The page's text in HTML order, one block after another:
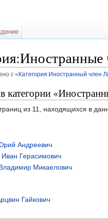
с « Категория:Иностранный член
категории
из 11, находящихся в
Андреевич
Герасимович
Микаелович
Гайкович